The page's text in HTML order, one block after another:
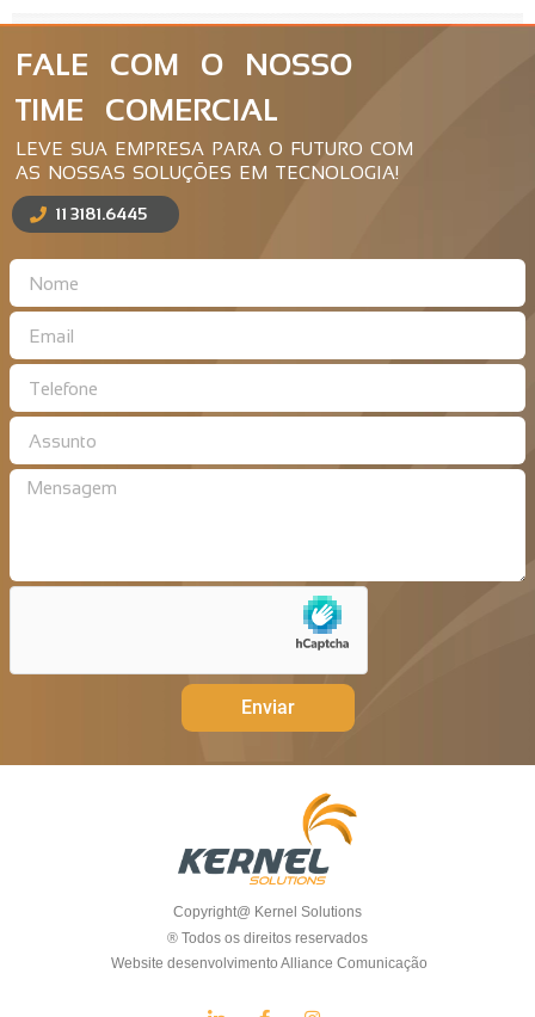
FALE COM O NOSSO
TIME COMERCIAL
LEVE SUA EMPRESA PARA O FUTURO COM
AS NOSSAS SOLUÇÕES EM TECNOLOGIA!
11 3181.6445
Enviar
Copyright@ Kernel Solutions
® Todos os direitos reservados
Website desenvolvimento Alliance Comunicação